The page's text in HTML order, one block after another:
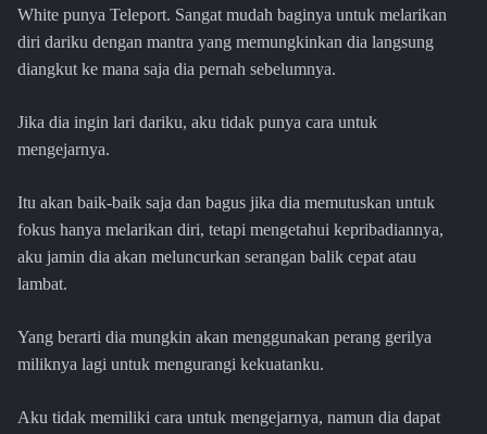
White punya Teleport. Sangat mudah baginya untuk melarikan
diri dariku dengan mantra yang memungkinkan dia langsung
diangkut ke mana saja dia pernah sebelumnya.
Jika dia ingin lari dariku, aku tidak punya cara untuk
mengejarnya.
Itu akan baik-baik saja dan bagus jika dia memutuskan untuk
fokus hanya melarikan diri, tetapi mengetahui kepribadiannya,
aku jamin dia akan meluncurkan serangan balik cepat atau
lambat.
Yang berarti dia mungkin akan menggunakan perang gerilya
miliknya lagi untuk mengurangi kekuatanku.
Aku tidak memiliki cara untuk mengejarnya, namun dia dapat